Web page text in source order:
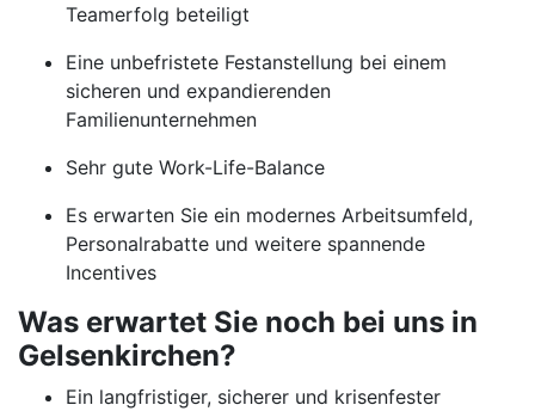
Teamerfolg beteiligt
Eine unbefristete Festanstellung bei einem
sicheren und expandierenden
Familienunternehmen
Sehr gute Work-Life-Balance
Es erwarten Sie ein modernes Arbeitsumfeld,
Personalrabatte und weitere spannende
Incentives
Was erwartet Sie noch bei uns in
Gelsenkirchen?
Ein langfristiger, sicherer und krisenfester